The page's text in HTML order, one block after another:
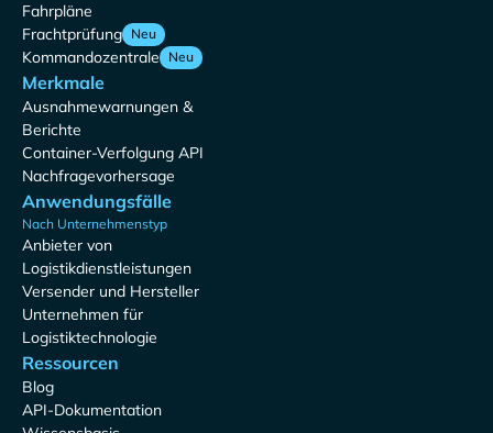
Fahrpläne
Frachtprüfung Neu
Kommandozentrale Neu
Merkmale
Ausnahmewarnungen &
Berichte
Container-Verfolgung API
Nachfragevorhersage
Anwendungsfälle
Nach Unternehmenstyp
Anbieter von
Logistikdienstleistungen
Versender und Hersteller
Unternehmen für
Logistiktechnologie
Ressourcen
Blog
API-Dokumentation